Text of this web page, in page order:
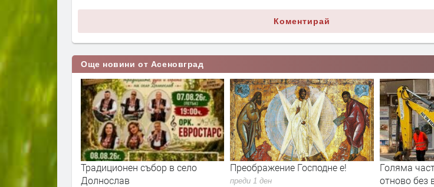
Коментирай
Още новини от Асеновград
Традиционен събор в село
Долнослав
Преображение Господне е!
Голяма част от
отново без